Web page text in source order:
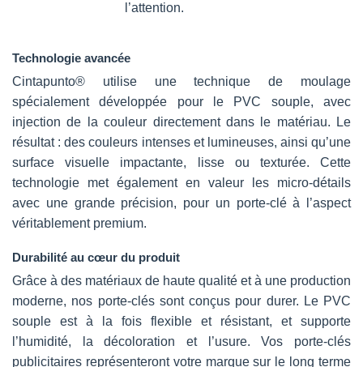
l’attention.
Technologie avancée
Cintapunto® utilise une technique de moulage
spécialement développée pour le PVC souple, avec
injection de la couleur directement dans le matériau. Le
résultat : des couleurs intenses et lumineuses, ainsi qu’une
surface visuelle impactante, lisse ou texturée. Cette
technologie met également en valeur les micro-détails
avec une grande précision, pour un porte-clé à l’aspect
véritablement premium.
Durabilité au cœur du produit
Grâce à des matériaux de haute qualité et à une production
moderne, nos porte-clés sont conçus pour durer. Le PVC
souple est à la fois flexible et résistant, et supporte
l’humidité, la décoloration et l’usure. Vos porte-clés
publicitaires représenteront votre marque sur le long terme